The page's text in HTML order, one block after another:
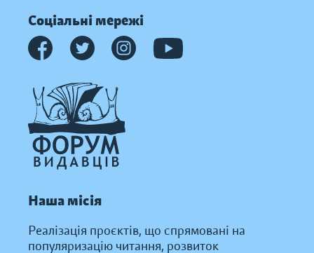
Соціальні мережі
Наша місія
Реалізація проєктів, що спрямовані на
популяризацію читання, розвиток